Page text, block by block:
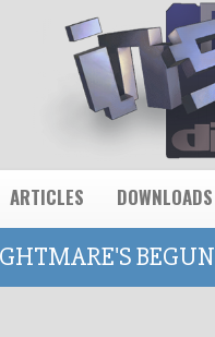
ARTICLES DOWNLOADS
BEGUN